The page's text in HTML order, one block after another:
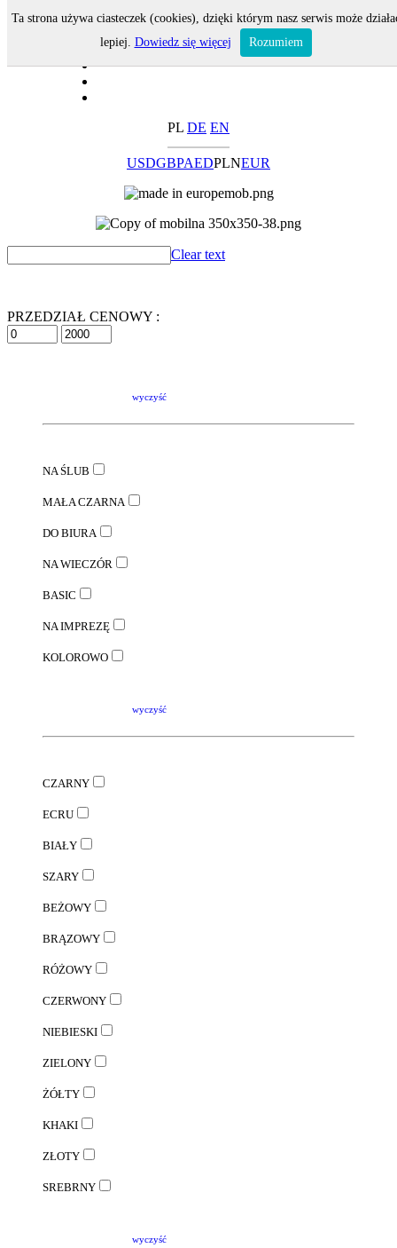
PL DE EN
USDGBPAEDPLNEUR
Clear text
PRZEDZIAŁ CENOWY :
wyczyść
NA ŚLUB
MAŁA CZARNA
DO BIURA
NA WIECZÓR
BASIC
NA IMPREZĘ
KOLOROWO
wyczyść
CZARNY
ECRU
BIAŁY
SZARY
BEŻOWY
BRĄZOWY
RÓŻOWY
CZERWONY
NIEBIESKI
ZIELONY
ŻÓŁTY
KHAKI
ZŁOTY
SREBRNY
wyczyść
Ta strona używa ciasteczek (cookies), dzięki którym nasz serwis może
lepiej. Dowiedz się więcej Rozumiem